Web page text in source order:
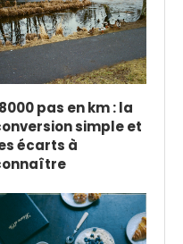
pas en km : la
simple et
écarts à